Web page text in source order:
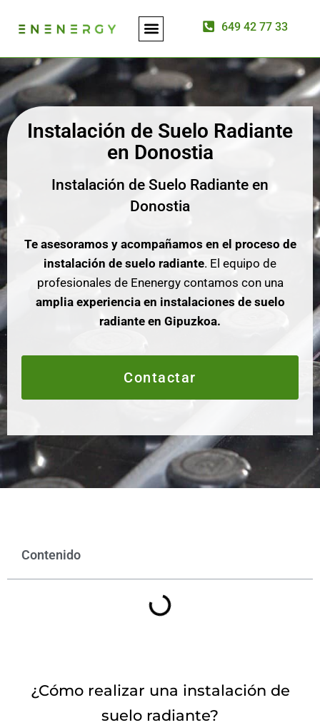
649 42 77 33
Instalación de Suelo Radiante
en Donostia
Instalación de Suelo Radiante en
Donostia
Te asesoramos y acompañamos en el proceso de
instalación de suelo radiante. El equipo de
profesionales de Enenergy contamos con una
amplia experiencia en instalaciones de suelo
radiante en Gipuzkoa.
Contactar
Contenido
¿Cómo realizar una instalación de
suelo radiante?